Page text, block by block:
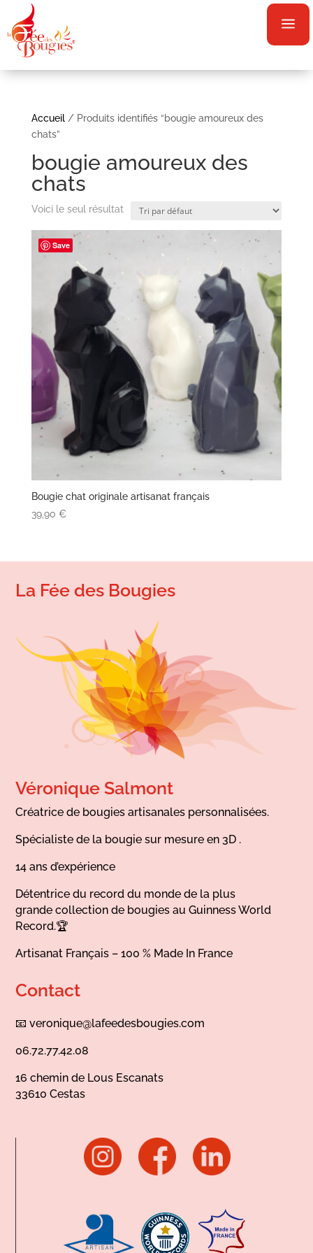
a
Accueil/ Produits identifiés “bougie amoureux des
chats”
bougie amoureux des
chats
Voici le seul résultat
Save
Bougie chat originale artisanat français
39,90 €
La Fée des Bougies
Véronique Salmont
Créatrice de bougies artisanales personnalisées.
Spécialiste de la bougie sur mesure en 3D .
14 ans d’expérience
Détentrice du record du monde de la plus
grande collection de bougies au Guinness World
Record.🏆
Artisanat Français – 100 % Made In France
Contact
📧veronique@lafeedesbougies.com
06.72.77.42.08
16 chemin de Lous Escanats
33610 Cestas